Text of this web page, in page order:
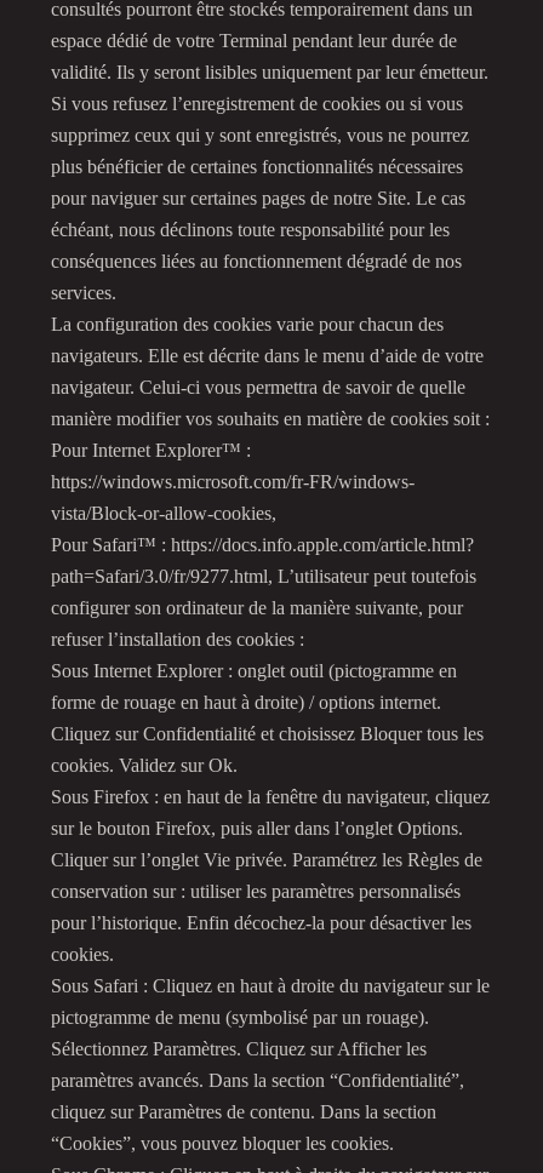
consultés pourront être stockés temporairement dans un
espace dédié de votre Terminal pendant leur durée de
validité. Ils y seront lisibles uniquement par leur émetteur.
Si vous refusez l’enregistrement de cookies ou si vous
supprimez ceux qui y sont enregistrés, vous ne pourrez
plus bénéficier de certaines fonctionnalités nécessaires
pour naviguer sur certaines pages de notre Site. Le cas
échéant, nous déclinons toute responsabilité pour les
conséquences liées au fonctionnement dégradé de nos
services.
La configuration des cookies varie pour chacun des
navigateurs. Elle est décrite dans le menu d’aide de votre
navigateur. Celui-ci vous permettra de savoir de quelle
manière modifier vos souhaits en matière de cookies soit :
Pour Internet Explorer™ :
https://windows.microsoft.com/fr-FR/windows-
vista/Block-or-allow-cookies,
Pour Safari™ : https://docs.info.apple.com/article.html?
path=Safari/3.0/fr/9277.html, L’utilisateur peut toutefois
configurer son ordinateur de la manière suivante, pour
refuser l’installation des cookies :
Sous Internet Explorer : onglet outil (pictogramme en
forme de rouage en haut à droite) / options internet.
Cliquez sur Confidentialité et choisissez Bloquer tous les
cookies. Validez sur Ok.
Sous Firefox : en haut de la fenêtre du navigateur, cliquez
sur le bouton Firefox, puis aller dans l’onglet Options.
Cliquer sur l’onglet Vie privée. Paramétrez les Règles de
conservation sur : utiliser les paramètres personnalisés
pour l’historique. Enfin décochez-la pour désactiver les
cookies.
Sous Safari : Cliquez en haut à droite du navigateur sur le
pictogramme de menu (symbolisé par un rouage).
Sélectionnez Paramètres. Cliquez sur Afficher les
paramètres avancés. Dans la section “Confidentialité”,
cliquez sur Paramètres de contenu. Dans la section
“Cookies”, vous pouvez bloquer les cookies.